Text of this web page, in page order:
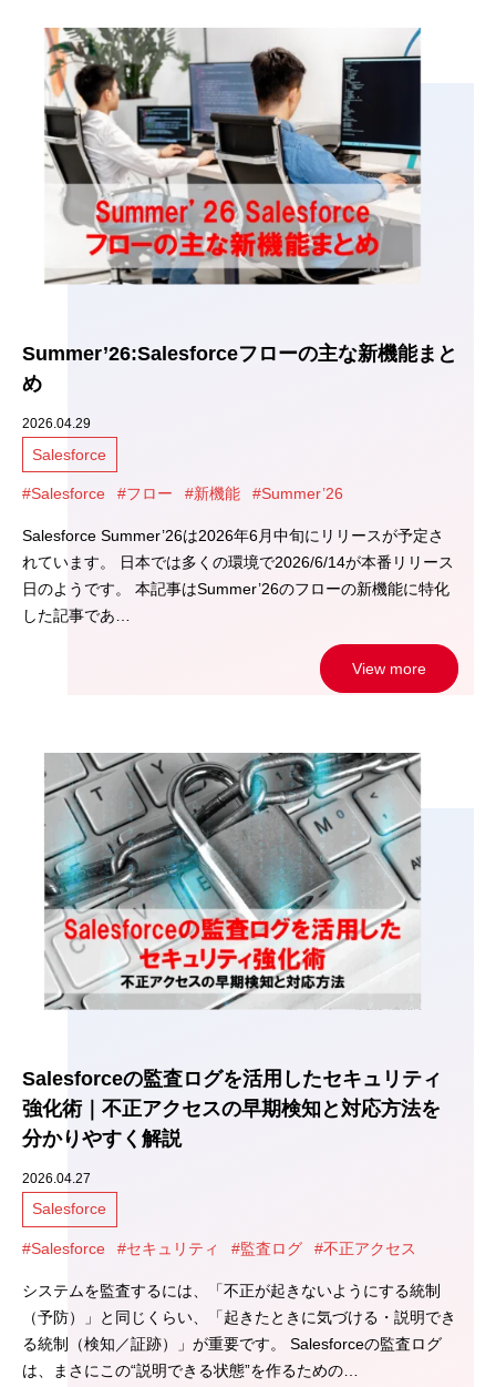
Summer’26:Salesforceフローの主な新機能まと
め
2026.04.29
Salesforce
#Salesforce #フロー #新機能 #Summer’26
Salesforce Summer’26は2026年6月中旬にリリースが予定さ
れています。 日本では多くの環境で2026/6/14が本番リリース
日のようです。 本記事はSummer’26のフローの新機能に特化
した記事であ…
View more
Salesforceの監査ログを活用したセキュリティ
強化術｜不正アクセスの早期検知と対応方法を
分かりやすく解説
2026.04.27
Salesforce
#Salesforce #セキュリティ #監査ログ #不正アクセス
システムを監査するには、「不正が起きないようにする統制
（予防）」と同じくらい、「起きたときに気づける・説明でき
る統制（検知／証跡）」が重要です。 Salesforceの監査ログ
は、まさにこの“説明できる状態”を作るための…